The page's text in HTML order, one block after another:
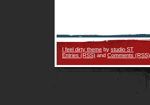
I feel dirty theme by studio ST
Entries (RSS) and Comments (RSS)